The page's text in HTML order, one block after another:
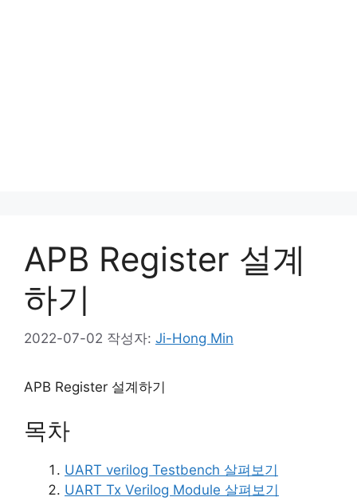
APB Register 설계
하기
2022-07-02 작성자: Ji-Hong Min
APB Register 설계하기
목차
UART verilog Testbench 살펴보기
UART Tx Verilog Module 살펴보기